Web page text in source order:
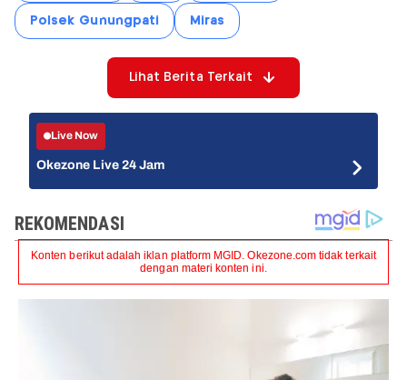
Polsek Gunungpati Miras
Lihat Berita Terkait
Live Now
Okezone Live 24 Jam